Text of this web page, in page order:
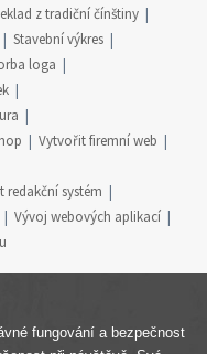
z tradiční čínštiny
Stavební výkres
loga
Vytvořit firemní web
redakční systém
Vývoj webových aplikací
fungování a bezpečnost